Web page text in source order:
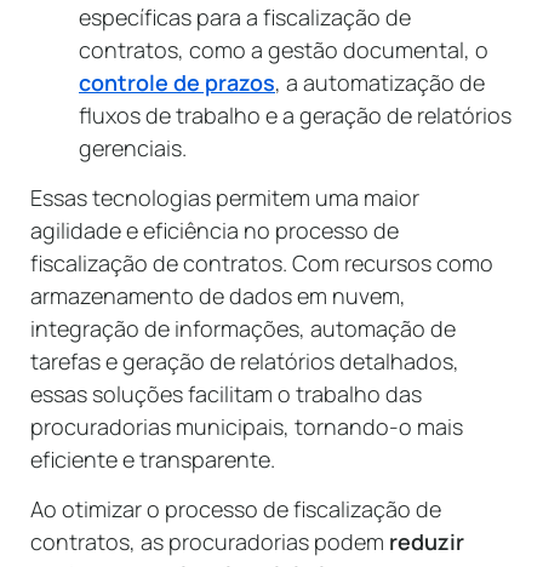
específicas para a fiscalização de
contratos, como a gestão documental, o
controle de prazos, a automatização de
fluxos de trabalho e a geração de relatórios
gerenciais.
Essas tecnologias permitem uma maior
agilidade e eficiência no processo de
fiscalização de contratos. Com recursos como
armazenamento de dados em nuvem,
integração de informações, automação de
tarefas e geração de relatórios detalhados,
essas soluções facilitam o trabalho das
procuradorias municipais, tornando-o mais
eficiente e transparente.
Ao otimizar o processo de fiscalização de
contratos, as procuradorias podem reduzir